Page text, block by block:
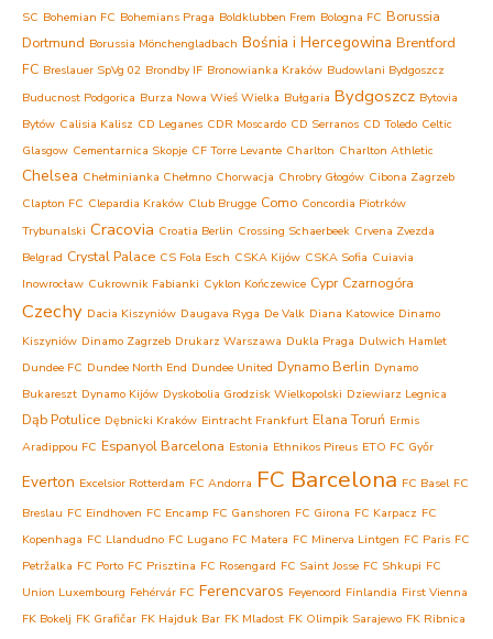
SC Bohemian FC Bohemians Praga Boldklubben Frem Bologna FC Borussia
Dortmund Borussia Mönchengladbach Bośnia i Hercegowina Brentford
FC Breslauer SpVg 02 Brondby IF Bronowianka Kraków Budowlani Bydgoszcz
Buducnost Podgorica Burza Nowa Wieś Wielka Bułgaria Bydgoszcz Bytovia
Bytów Calisia Kalisz CD Leganes CDR Moscardo CD Serranos CD Toledo Celtic
Glasgow Cementarnica Skopje CF Torre Levante Charlton Charlton Athletic
Chelsea Chełminianka Chełmno Chorwacja Chrobry Głogów Cibona Zagrzeb
Clapton FC Clepardia Kraków Club Brugge Como Concordia Piotrków
Trybunalski Cracovia Croatia Berlin Crossing Schaerbeek Crvena Zvezda
Belgrad Crystal Palace CS Fola Esch CSKA Kijów CSKA Sofia Cuiavia
Inowrocław Cukrownik Fabianki Cyklon Kończewice Cypr Czarnogóra
Czechy Dacia Kiszyniów Daugava Ryga De Valk Diana Katowice Dinamo
Kiszyniów Dinamo Zagrzeb Drukarz Warszawa Dukla Praga Dulwich Hamlet
Dundee FC Dundee North End Dundee United Dynamo Berlin Dynamo
Bukareszt Dynamo Kijów Dyskobolia Grodzisk Wielkopolski Dziewiarz Legnica
Dąb Potulice Dębnicki Kraków Eintracht Frankfurt Elana Toruń Ermis
Aradippou FC Espanyol Barcelona Estonia Ethnikos Pireus ETO FC Győr
Everton Excelsior Rotterdam FC Andorra FC Barcelona FC Basel FC
Breslau FC Eindhoven FC Encamp FC Ganshoren FC Girona FC Karpacz FC
Kopenhaga FC Llandudno FC Lugano FC Matera FC Minerva Lintgen FC Paris FC
Petržalka FC Porto FC Prisztina FC Rosengard FC Saint Josse FC Shkupi FC
Union Luxembourg Fehérvár FC Ferencvaros Feyenoord Finlandia First Vienna
FK Bokelj FK Grafičar FK Hajduk Bar FK Mladost FK Olimpik Sarajewo FK Ribnica